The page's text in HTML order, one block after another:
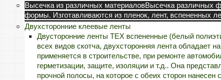
Высечка из различных материаловВысечка различных
формы. Изготавливаются из пленок, лент, вспененных
Двухсторонние клеевые ленты
Двусторонние ленты TEX вспененные (белый
всех видов скотча, двухсторонняя лента обладает
применяется в строительстве, при ремонте
герметизации, защите, изоляции и т.д.. Она
прочной полосы, на которое с обеих сторон нанесен